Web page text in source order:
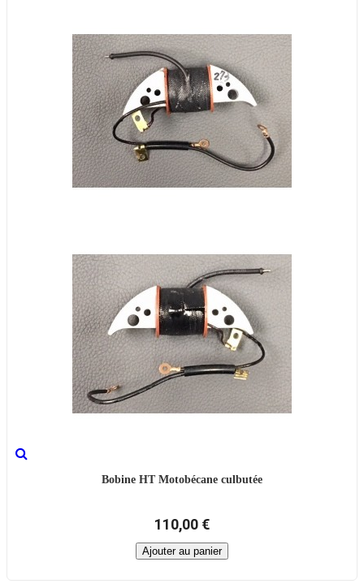
Bobine HT Motobécane culbutée
110,00 €
Ajouter au panier